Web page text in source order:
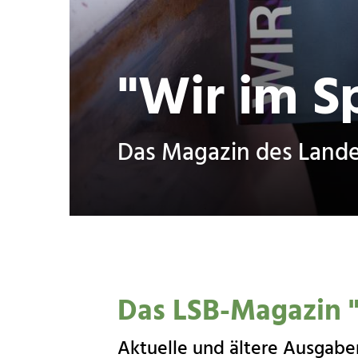
"Wir im
Das Magazin des
Das LSB-
Aktuelle und ältere
Handball
Münsterstraße 14